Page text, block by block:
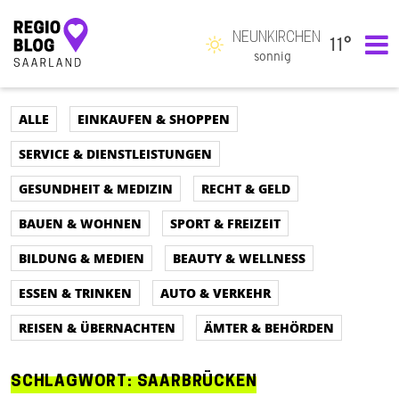
Hauptnavigation
NEUNKIRCHEN
sonnig
11°
ALLE
EINKAUFEN & SHOPPEN
SERVICE & DIENSTLEISTUNGEN
GESUNDHEIT & MEDIZIN
RECHT & GELD
BAUEN & WOHNEN
SPORT & FREIZEIT
BILDUNG & MEDIEN
BEAUTY & WELLNESS
ESSEN & TRINKEN
AUTO & VERKEHR
REISEN & ÜBERNACHTEN
ÄMTER & BEHÖRDEN
SCHLAGWORT:SAARBRÜCKEN